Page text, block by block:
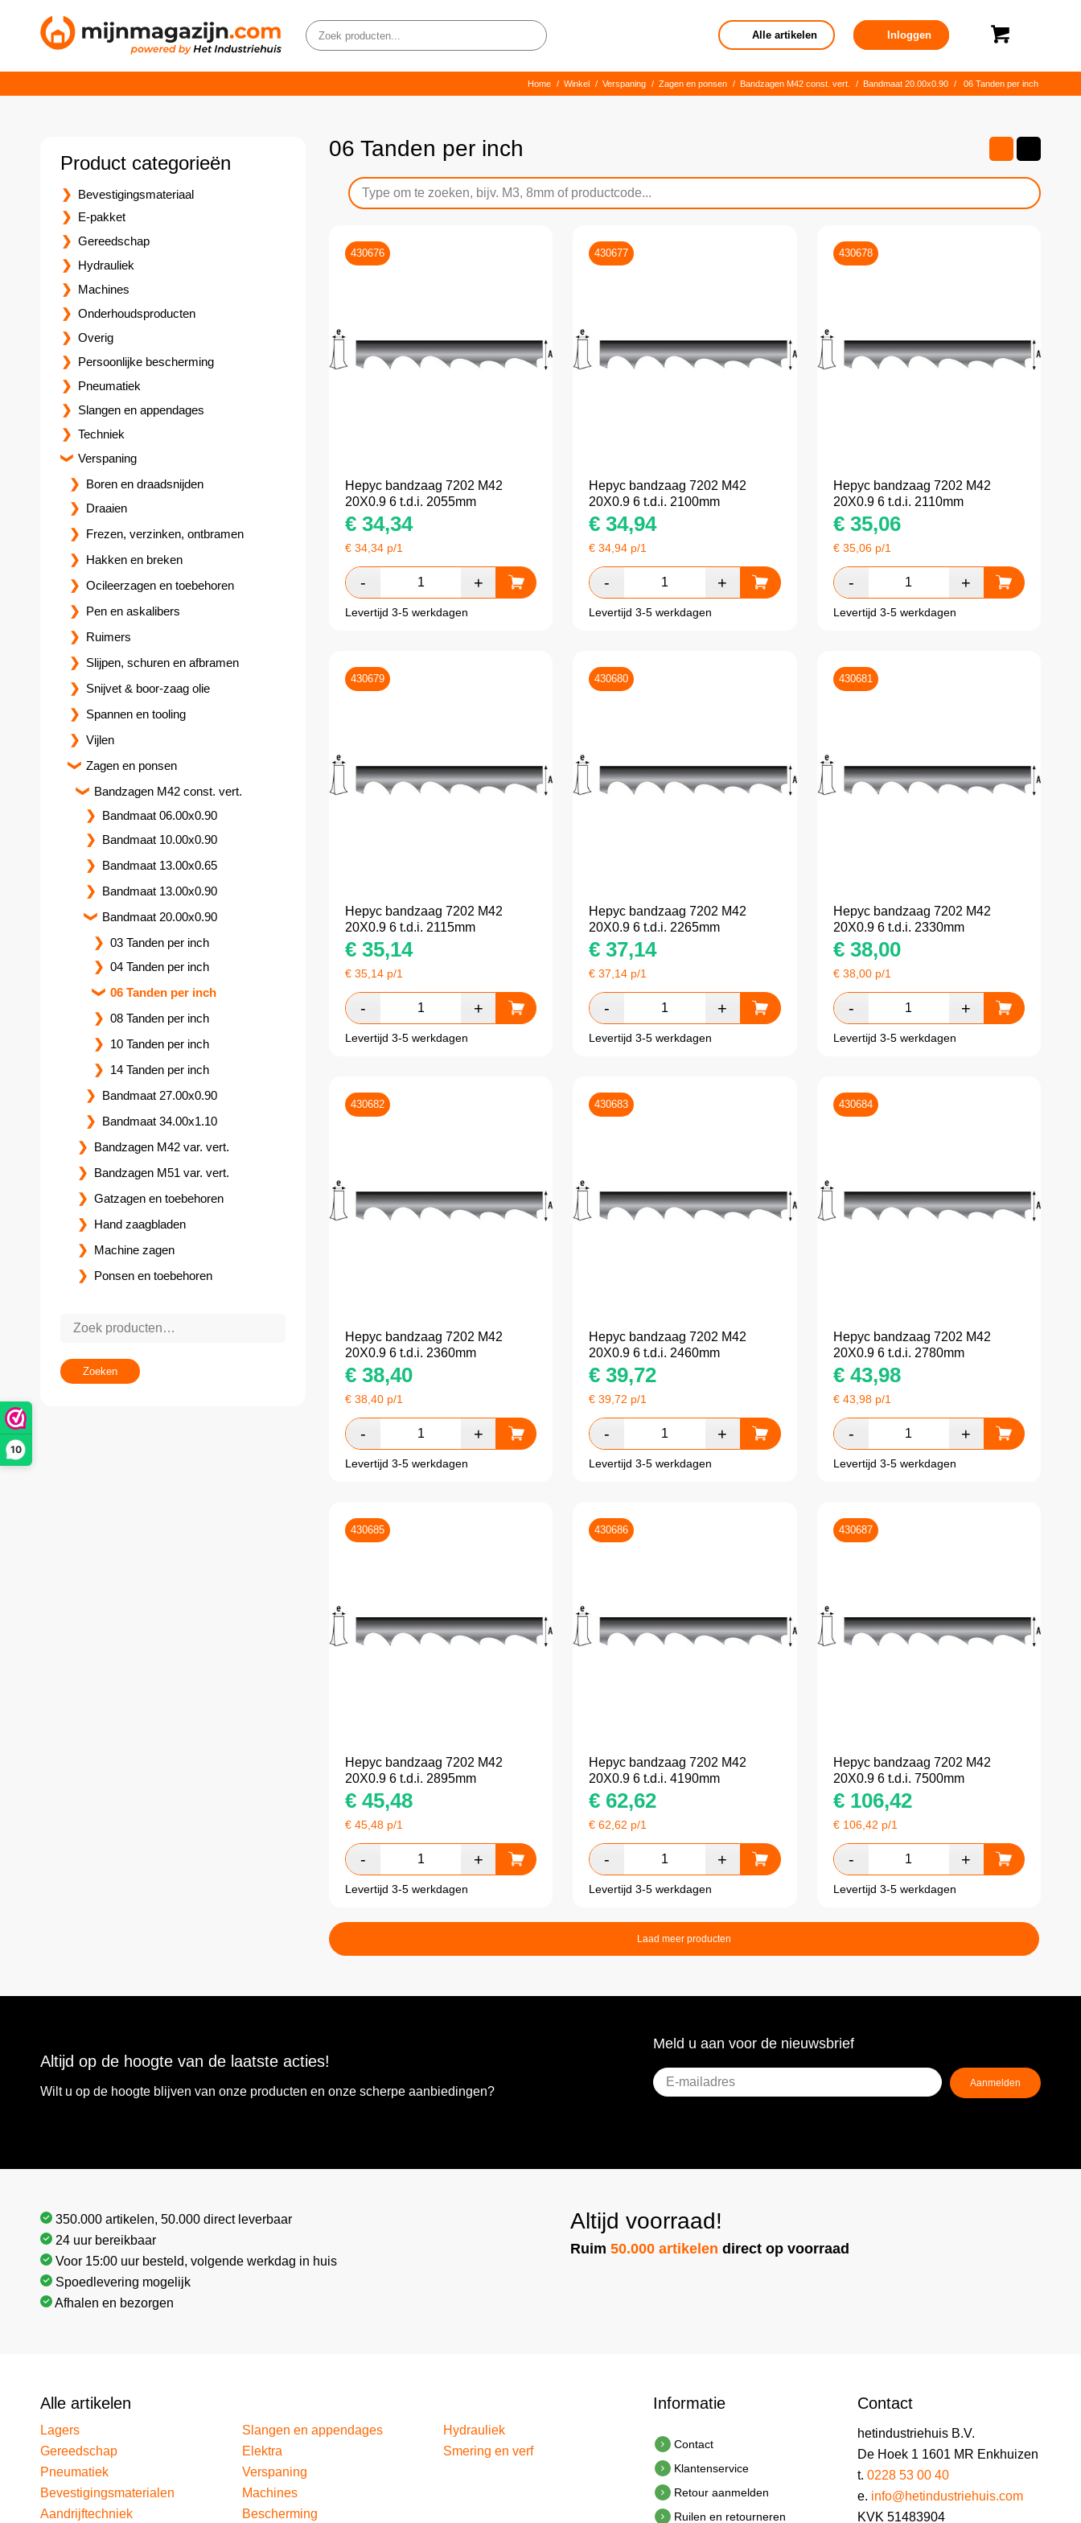
10
Alle artikelen Inloggen
Home / Winkel / Verspaning / Zagen en ponsen / Bandzagen M42 const. vert. / Bandmaat 20.00x0.90 / 06 Tanden per inch
06 Tanden per inch
430676
Hepyc bandzaag 7202 M42
20X0.9 6 t.d.i. 2055mm
€ 34,34
€ 34,34 p/1
Levertijd 3-5 werkdagen
430677
Hepyc bandzaag 7202 M42
20X0.9 6 t.d.i. 2100mm
€ 34,94
€34,94 p/1
Levertijd 3-5 werkdagen
430678
Hepyc bandzaag 7202 M42
20X0.9 6 t.d.i. 2110mm
€35,06
€ 35,06p/1
Levertijd 3-5 werkdagen
430679
Hepyc bandzaag 7202 M42
20X0.9 6 t.d.i. 2115mm
€ 35,14
€ 35,14 p/1
Levertijd 3-5 werkdagen
430680
Hepyc bandzaag 7202 M42
20X0.9 6 t.d.i. 2265mm
€ 37,14
€37,14 p/1
Levertijd 3-5 werkdagen
430681
Hepyc bandzaag 7202 M42
20X0.9 6 t.d.i. 2330mm
€38,00
€ 38,00p/1
Levertijd 3-5 werkdagen
430682
Hepyc bandzaag 7202 M42
20X0.9 6 t.d.i. 2360mm
€ 38,40
€ 38,40 p/1
Levertijd 3-5 werkdagen
430683
Hepyc bandzaag 7202 M42
20X0.9 6 t.d.i. 2460mm
€ 39,72
€39,72 p/1
Levertijd 3-5 werkdagen
430684
Hepyc bandzaag 7202 M42
20X0.9 6 t.d.i. 2780mm
€43,98
€ 43,98p/1
Levertijd 3-5 werkdagen
430685
Hepyc bandzaag 7202 M42
20X0.9 6 t.d.i. 2895mm
€ 45,48
€ 45,48 p/1
Levertijd 3-5 werkdagen
430686
Hepyc bandzaag 7202 M42
20X0.9 6 t.d.i. 4190mm
€ 62,62
€62,62 p/1
Levertijd 3-5 werkdagen
430687
Hepyc bandzaag 7202 M42
20X0.9 6 t.d.i. 7500mm
€106,42
€ 106,42 p/1
Levertijd 3-5 werkdagen
Laad meer producten
Product categorieën
Bevestigingsmateriaal
E-pakket
Gereedschap
Hydrauliek
Machines
Onderhoudsproducten
Overig
Persoonlijke bescherming
Pneumatiek
Slangen en appendages
Techniek
Verspaning
Boren en draadsnijden
Draaien
Frezen, verzinken, ontbramen
Hakken en breken
Ocileerzagen en toebehoren
Pen en askalibers
Ruimers
Slijpen, schuren en afbramen
Snijvet & boor-zaag olie
Spannen en tooling
Vijlen
Zagen en ponsen
Bandzagen M42 const. vert.
Bandmaat 06.00x0.90
Bandmaat 10.00x0.90
Bandmaat 13.00x0.65
Bandmaat 13.00x0.90
Bandmaat 20.00x0.90
03 Tanden per inch
04 Tanden per inch
06 Tanden per inch
08 Tanden per inch
10 Tanden per inch
14 Tanden per inch
Bandmaat 27.00x0.90
Bandmaat 34.00x1.10
Bandzagen M42 var. vert.
Bandzagen M51 var. vert.
Gatzagen en toebehoren
Hand zaagbladen
Machine zagen
Ponsen en toebehoren
Zoeken
Altijd op de hoogte van de laatste acties!
Wilt u op de hoogte blijven van onze producten en onze scherpe aanbiedingen?
Meld u aan voor de nieuwsbrief
E-
mailadres(Vereist)
Aanmelden
350.000 artikelen, 50.000 direct leverbaar
24 uur bereikbaar
Voor 15:00 uur besteld, volgende werkdag in huis
Spoedlevering mogelijk
Afhalen en bezorgen
Altijd voorraad!
Ruim50.000 artikelen direct op voorraad
Alle artikelen
Lagers
Gereedschap
Pneumatiek
Bevestigingsmaterialen
Aandrijftechniek
Slangen en appendages
Elektra
Verspaning
Machines
Bescherming
Hydrauliek
Smering en verf
Informatie
Contact
Klantenservice
Retour aanmelden
Ruilen en retourneren
Contact
hetindustriehuis B.V.
De Hoek 1 1601 MR Enkhuizen
t. 0228 53 00 40
e. info@hetindustriehuis.com
KVK 51483904